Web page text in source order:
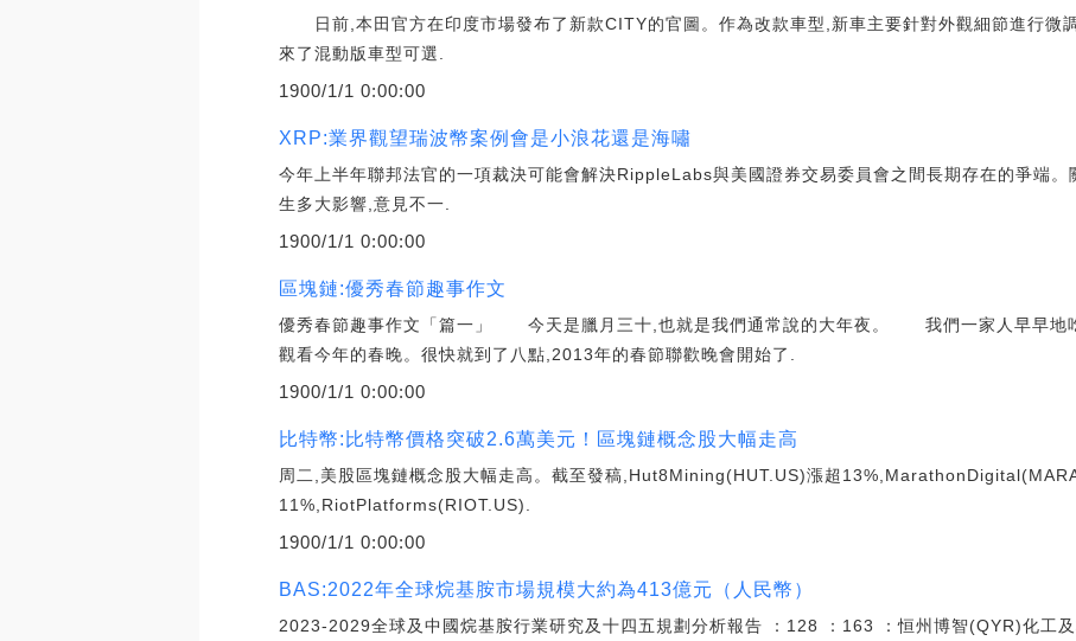
日前,本田官方在印度市場發布了新款CITY的官圖。作為改款車型,新車主要針對外觀細節進行微
來了混動版車型可選.
1900/1/1 0:00:00
XRP:業界觀望瑞波幣案例會是小浪花還是海嘯
今年上半年聯邦法官的一項裁決可能會解決RippleLabs與美國證券交易委員會之間長期存在的爭端。
生多大影響,意見不一.
1900/1/1 0:00:00
區塊鏈:優秀春節趣事作文
優秀春節趣事作文「篇一」 今天是臘月三十,也就是我們通常說的大年夜。 我們一家人早早地
觀看今年的春晚。很快就到了八點,2013年的春節聯歡晚會開始了.
1900/1/1 0:00:00
比特幣:比特幣價格突破2.6萬美元！區塊鏈概念股大幅走高
周二,美股區塊鏈概念股大幅走高。截至發稿,Hut8Mining(HUT.US)漲超
11%,RiotPlatforms(RIOT.US).
1900/1/1 0:00:00
BAS:2022年全球烷基胺市場規模大約為413億元（人民幣）
2023-2029全球及中國烷基胺行業研究及十四五規劃分析報告 ：128 ：163 ：恒州博智(QYR)化工